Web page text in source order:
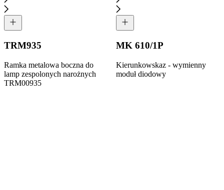
TRM935
Ramka metalowa boczna do
lamp zespolonych narożnych
TRM00935
MK 610/1P
Kierunkowskaz - wymienny
moduł diodowy